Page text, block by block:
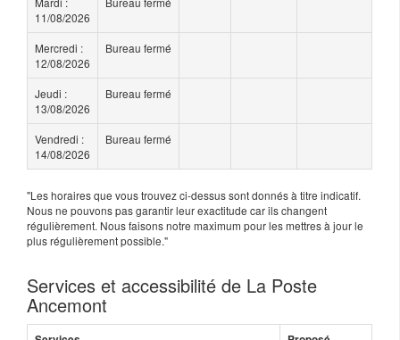
11/08/2026
Mercredi :
12/08/2026
Bureau fermé
Jeudi :
13/08/2026
Bureau fermé
Vendredi :
14/08/2026
Bureau fermé
"Les horaires que vous trouvez ci-dessus sont donnés à titre indicatif.
Nous ne pouvons pas garantir leur exactitude car ils changent
régulièrement. Nous faisons notre maximum pour les mettres à jour le
plus régulièrement possible."
Services et accessibilité de La Poste
Ancemont